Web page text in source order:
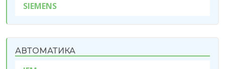
SIEMENS
АВТОМАТИКА